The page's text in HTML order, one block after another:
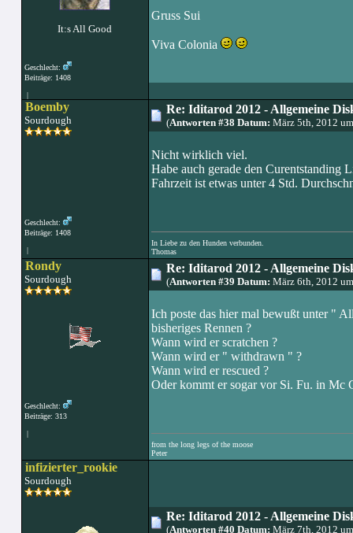
It:s All Good
Geschlecht:
Beiträge: 1408
|
Gruss Sui
Viva Colonia
Boemby
Sourdough
Geschlecht:
Beiträge: 1408
|
Re: Iditarod 2012 - Allgemeine
(Antworten #38 Datum: März 5th, 2012
Nicht wirklich viel.
Habe auch gerade den Curentstanding
Fahrzeit ist etwas unter 4 Std.
In Liebe zu den Hunden verbunden.
Thomas
Rondy
Sourdough
Geschlecht:
Beiträge: 313
|
Re: Iditarod 2012 - Allgemeine
(Antworten #39 Datum: März 6th, 2012
Ich poste das hier mal bewußt unter "
bisheriges Rennen ?
Wann wird er scratchen ?
Wann wird er " withdrawn " ?
Wann wird er rescued ?
Oder kommt er sogar vor Si. Fu. in Mc
from the long legs of the moose
Peter
infizierter_rookie
Sourdough
Re: Iditarod 2012 - Allgemeine
(Antworten #40 Datum: März 7th, 2012